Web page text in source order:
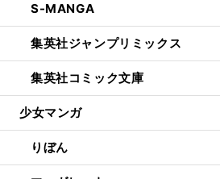
S-MANGA
集英社ジャンプリミックス
集英社コミック文庫
少女マンガ
りぼん